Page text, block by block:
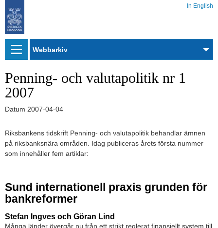
In English
Webbarkiv
Penning- och valutapolitik nr 1
2007
Datum 2007-04-04
Riksbankens tidskrift Penning- och valutapolitik behandlar ämnen
på riksbanksnära områden. Idag publiceras årets första nummer
som innehåller fem artiklar:
Sund internationell praxis grunden för
bankreformer
Stefan Ingves och Göran Lind
Många länder övergår nu från ett strikt reglerat finansiellt system till